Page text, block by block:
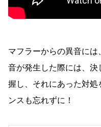
マフラーからの異音に
音が発生した際には、
握し、それにあった対
ンスも忘れずに！